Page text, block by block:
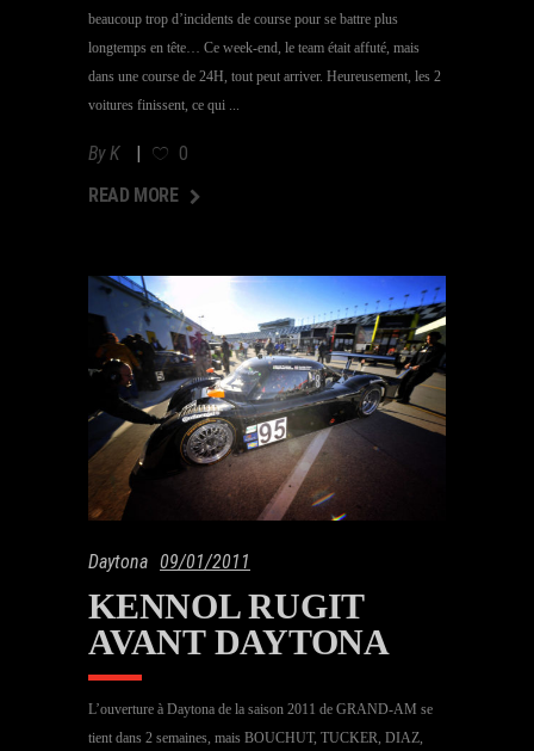
beaucoup trop d’incidents de course pour se battre plus
longtemps en tête… Ce week-end, le team était affuté, mais
dans une course de 24H, tout peut arriver. Heureusement, les 2
voitures finissent, ce qui
ByK
0
READ MORE
Daytona 09/01/2011
KENNOL RUGIT
AVANT DAYTONA
L’ouverture à Daytona de la saison 2011 de GRAND-AM se
tient dans 2 semaines, mais BOUCHUT, TUCKER, DIAZ,